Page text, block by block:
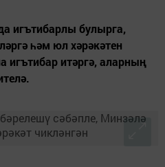
игътибарлы булырга,
һәм юл хәрәкәтен
игътибар итәргә, аларның